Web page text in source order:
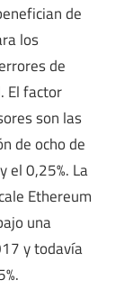
de
los
de
El factor
son las
de ocho de
el 0,25%. La
Ethereum
una
y todavía